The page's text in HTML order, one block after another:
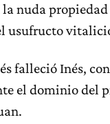
nuda propiedad
usufructo
falleció Inés,
el dominio del